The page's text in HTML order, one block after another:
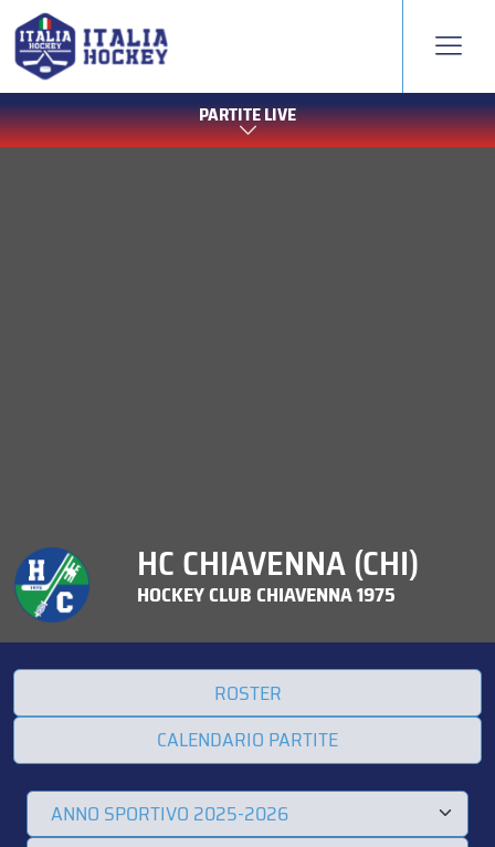
PARTITE LIVE
HC CHIAVENNA (CHI)
HOCKEY CLUB CHIAVENNA 1975
ROSTER
CALENDARIO PARTITE